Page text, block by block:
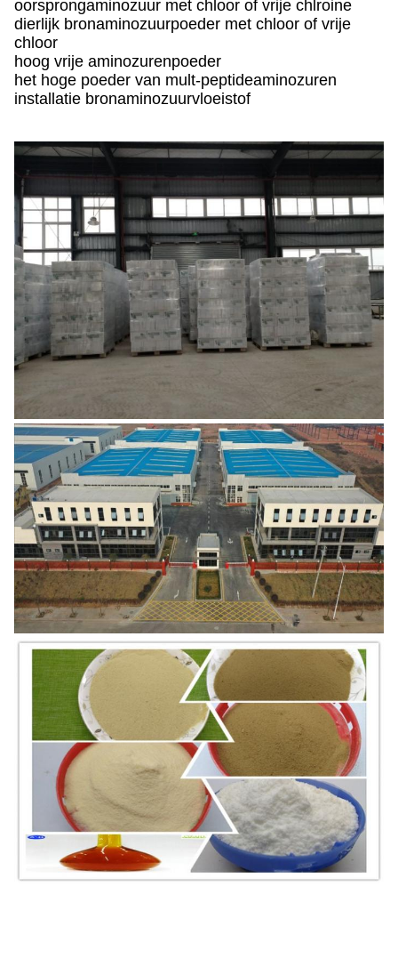
oorsprongaminozuur met chloor of vrije chlroine
dierlijk bronaminozuurpoeder met chloor of vrije
chloor
hoog vrije aminozurenpoeder
het hoge poeder van mult-peptideaminozuren
installatie bronaminozuurvloeistof